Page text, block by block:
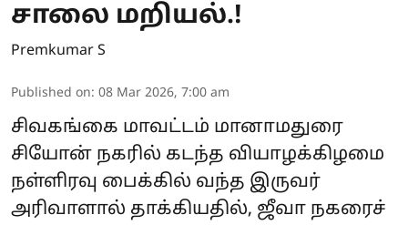
சாலை மறியல்.!
Premkumar S
Published on: 08 Mar 2026, 7:00 am
சிவகங்கை மாவட்டம் மானாமதுரை
சியோன் நகரில் கடந்த வியாழக்கிழமை
நள்ளிரவு பைக்கில் வந்த இருவர்
அரிவாளால் தாக்கியதில், ஜீவா நகரைச்